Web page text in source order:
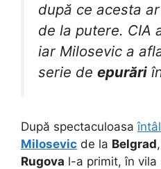
după ce acesta
de la putere. CIA
iar Milosevic a
serie de epurări
După spectaculoasa
Milosevic de la Belgrad
Rugova l-a primit, în vila